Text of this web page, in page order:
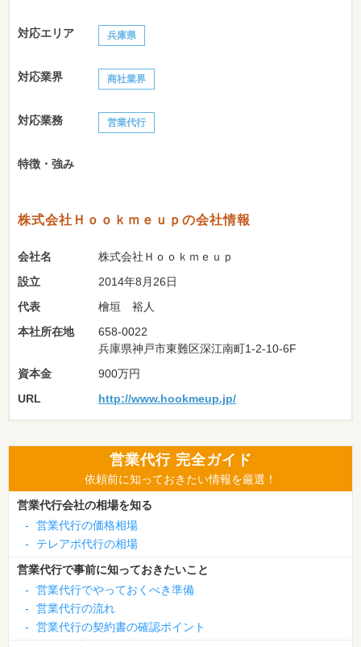
対応エリア 兵庫県
対応業界 商社業界
対応業務 営業代行
特徴・強み
株式会社Ｈｏｏｋｍｅｕｐの会社情報
会社名
株式会社Ｈｏｏｋｍｅｕｐ
設立
2014年8月26日
代表
檜垣 裕人
本社所在地
658-0022
兵庫県神戸市東難区深江南町1-2-10-6F
資本金
900万円
URL
http://www.hookmeup.jp/
営業代行 完全ガイド
依頼前に知っておきたい情報を厳選！
営業代行会社の相場を知る
-
営業代行の価格相場
-
テレアポ代行の相場
営業代行で事前に知っておきたいこと
-
営業代行でやっておくべき準備
-
営業代行の流れ
-
営業代行の契約書の確認ポイント